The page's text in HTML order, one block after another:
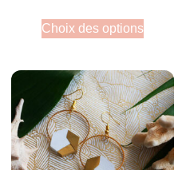
Choix des options